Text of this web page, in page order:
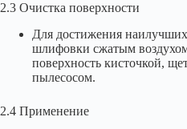
2.3 Очистка поверхности
Для достижения наилучших
шлифовки сжатым
поверхность кисточкой,
пылесосом.
2.4 Применение